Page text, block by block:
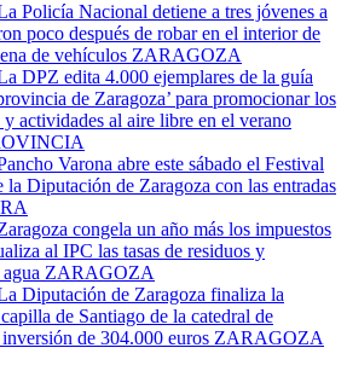
Policía Nacional detiene a tres jóvenes a
poco después de robar en el interior de
de vehículos ZARAGOZA
DPZ edita 4.000 ejemplares de la guía
de Zaragoza’ para promocionar los
y actividades al aire libre en el verano
Varona abre este sábado el Festival
la Diputación de Zaragoza con las entradas
congela un año más los impuestos
al IPC las tasas de residuos y
ZARAGOZA
Diputación de Zaragoza finaliza la
de Santiago de la catedral de
de 304.000 euros ZARAGOZA